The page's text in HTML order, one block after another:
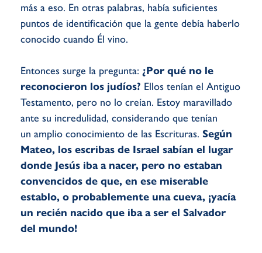
más a eso. En otras palabras, había suficientes
puntos de identificación que la gente debía haberlo
conocido cuando Él vino.
Entonces surge la pregunta: ¿Por qué no le
reconocieron los judíos? Ellos tenían el Antiguo
Testamento, pero no lo creían. Estoy maravillado
ante su incredulidad, considerando que tenían
un amplio conocimiento de las Escrituras. Según
Mateo, los escribas de Israel sabían el lugar
donde Jesús iba a nacer, pero no estaban
convencidos de que, en ese miserable
establo, o probablemente una cueva, ¡yacía
un recién nacido que iba a ser el Salvador
del mundo!